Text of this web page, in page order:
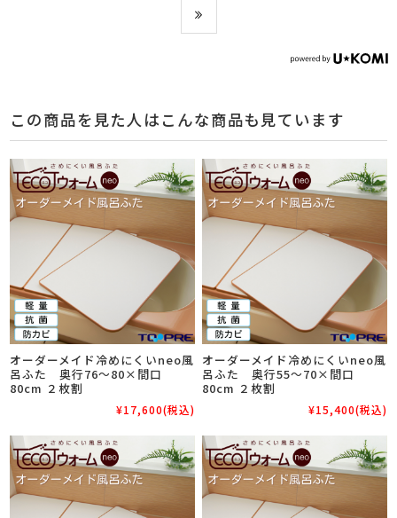
この商品を見た人はこんな商品も見ています
オーダーメイド冷めにくいneo風
呂ふた 奥行76～80×間口
80cm ２枚割
¥17,600(税込)
オーダーメイド冷めにくいneo風
呂ふた 奥行55～70×間口
80cm ２枚割
¥15,400(税込)